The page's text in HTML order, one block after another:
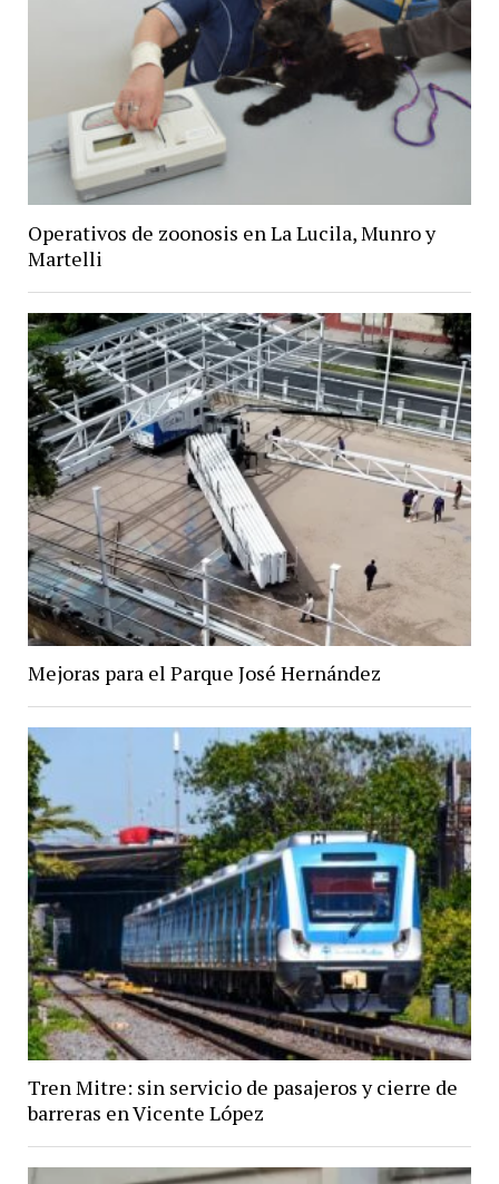
Operativos de zoonosis en La Lucila, Munro y
Martelli
Mejoras para el Parque José Hernández
Tren Mitre: sin servicio de pasajeros y cierre de
barreras en Vicente López